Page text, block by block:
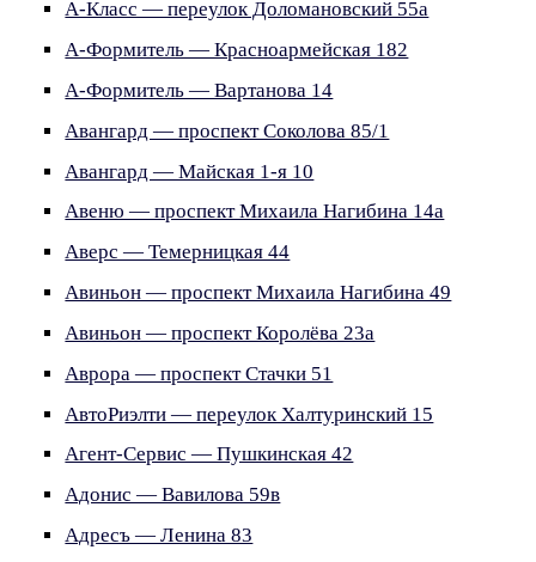
А-Класс — переулок Доломановский 55а
А-Формитель — Красноармейская 182
А-Формитель — Вартанова 14
Авангард — проспект Соколова 85/1
Авангард — Майская 1-я 10
Авеню — проспект Михаила Нагибина 14а
Аверс — Темерницкая 44
Авиньон — проспект Михаила Нагибина 49
Авиньон — проспект Королёва 23а
Аврора — проспект Стачки 51
АвтоРиэлти — переулок Халтуринский 15
Агент-Сервис — Пушкинская 42
Адонис — Вавилова 59в
Адресъ — Ленина 83